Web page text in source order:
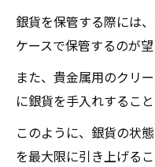
銀貨を保管する際には
ケースで保管するのが望
また、貴金属用のクリ
に銀貨を手入れすること
このように、銀貨の状
を最大限に引き上げるこ